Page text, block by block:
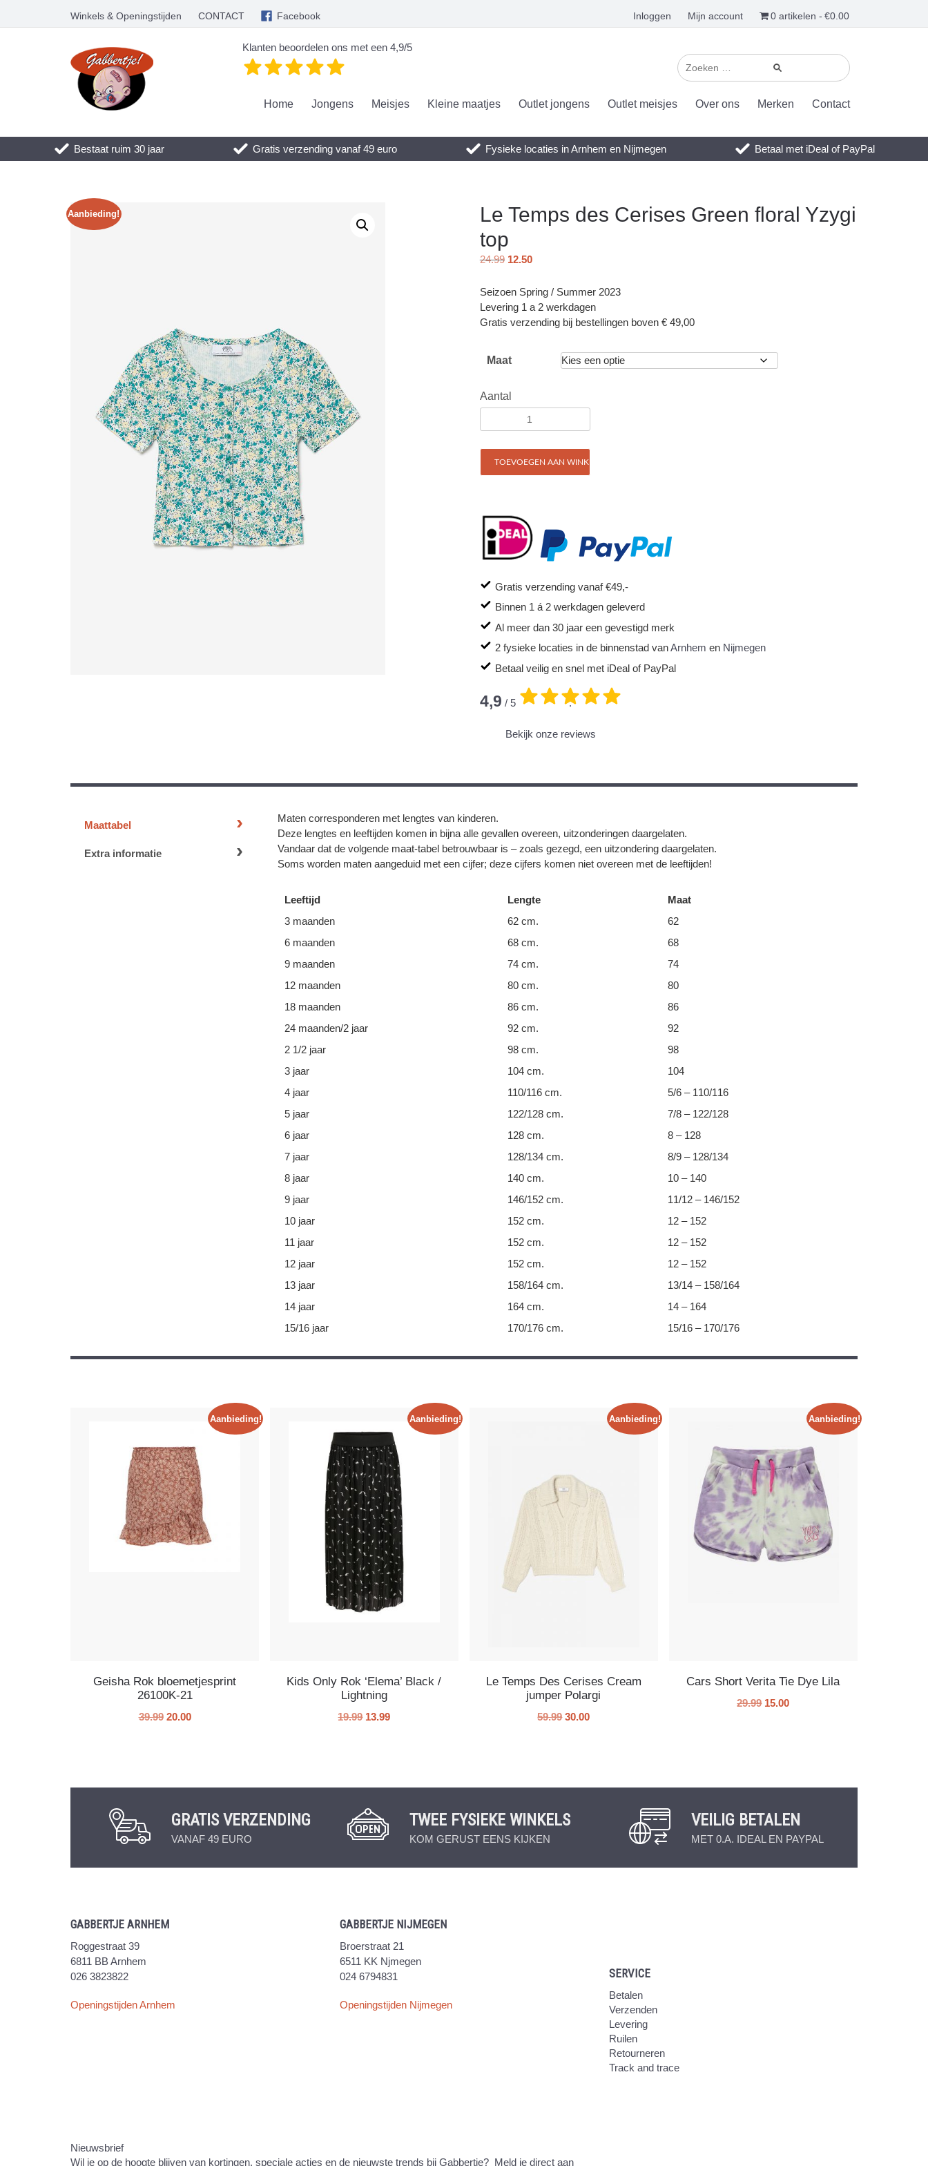
Winkels & Openingstijden CONTACT Facebook Inloggen Mijn account 0 artikelen €0.00
Klanten beoordelen ons met een 4,9/5
Home Jongens Meisjes Kleine maatjes Outlet jongens Outlet meisjes Over ons Merken Contact
Bestaat ruim 30 jaar Gratis verzending vanaf 49 euro Fysieke locaties in Arnhem en Nijmegen Betaal met iDeal of PayPal
Aanbieding!
Le Temps des Cerises Green floral Yzygi
top
24.99 12.50
Seizoen Spring / Summer 2023
Levering 1 a 2 werkdagen
Gratis verzending bij bestellingen boven € 49,00
Maat
Aantal
TOEVOEGEN AAN WINKELWAGEN
Gratis verzending vanaf €49,-
Binnen 1 á 2 werkdagen geleverd
Al meer dan 30 jaar een gevestigd merk
2 fysieke locaties in de binnenstad vanArnhem en Nijmegen
Betaal veilig en snel met iDeal of PayPal
4,9 / 5 .
Bekijk onze reviews
Maattabel
Extra informatie
Maten corresponderen met lengtes van kinderen.
Deze lengtes en leeftijden komen in bijna alle gevallen overeen, uitzonderingen daargelaten.
Vandaar dat de volgende maat-tabel betrouwbaar is – zoals gezegd, een uitzondering daargelaten.
Soms worden maten aangeduid met een cijfer; deze cijfers komen niet overeen met de leeftijden!
Leeftijd Lengte
Maat
3 maanden
62 cm.
62
6 maanden
68 cm.
68
9 maanden
74 cm.
74
12 maanden
80 cm.
80
18 maanden
86 cm.
86
24 maanden/2 jaar
92 cm.
92
2 1/2 jaar
98 cm.
98
3 jaar
104 cm.
104
4 jaar
110/116 cm.
5/6 – 110/116
5 jaar
122/128 cm.
7/8 – 122/128
6 jaar
128 cm.
8 – 128
7 jaar
128/134 cm.
8/9 – 128/134
8 jaar
140 cm.
10 – 140
9 jaar
146/152 cm.
11/12 – 146/152
10 jaar
152 cm.
12 – 152
11 jaar
152 cm.
12 – 152
12 jaar
152 cm.
12 – 152
13 jaar
158/164 cm.
13/14 – 158/164
14 jaar
164 cm.
14 – 164
15/16 jaar
170/176 cm. 15/16 – 170/176
Aanbieding!
Geisha Rok bloemetjesprint
26100K-21
39.99 20.00
Aanbieding!
Kids Only Rok ‘Elema’ Black /
Lightning
19.99 13.99
Aanbieding!
Le Temps Des Cerises Cream
jumper Polargi
59.99 30.00
Aanbieding!
Cars Short Verita Tie Dye Lila
29.99 15.00
GRATIS VERZENDING
VANAF 49 EURO
TWEE FYSIEKE WINKELS
KOM GERUST EENS KIJKEN
VEILIG BETALEN
MET 0.A. IDEAL EN PAYPAL
GABBERTJE ARNHEM
Roggestraat 39
6811 BB Arnhem
026 3823822
Openingstijden Arnhem
GABBERTJE NIJMEGEN
Broerstraat 21
6511 KK Njmegen
024 6794831
Openingstijden Nijmegen
SERVICE
Betalen
Verzenden
Levering
Ruilen
Retourneren
Track and trace
Nieuwsbrief
Wil je op de hoogte blijven van kortingen, speciale acties en de nieuwste trends bij Gabbertje? Meld je direct aan